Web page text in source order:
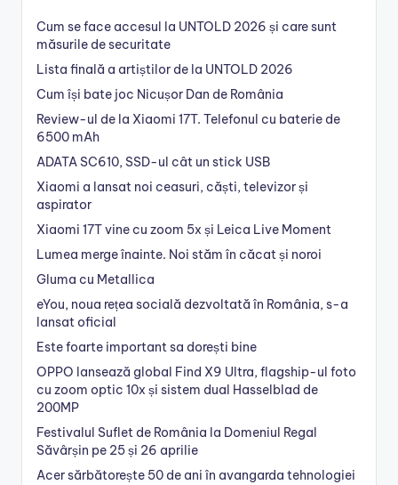
Cum se face accesul la UNTOLD 2026 și care sunt
măsurile de securitate
Lista finală a artiștilor de la UNTOLD 2026
Cum își bate joc Nicușor Dan de România
Review-ul de la Xiaomi 17T. Telefonul cu baterie de
6500 mAh
ADATA SC610, SSD-ul cât un stick USB
Xiaomi a lansat noi ceasuri, căști, televizor și
aspirator
Xiaomi 17T vine cu zoom 5x și Leica Live Moment
Lumea merge înainte. Noi stăm în căcat și noroi
Gluma cu Metallica
eYou, noua rețea socială dezvoltată în România, s-a
lansat oficial
Este foarte important sa dorești bine
OPPO lansează global Find X9 Ultra, flagship-ul foto
cu zoom optic 10x și sistem dual Hasselblad de
200MP
Festivalul Suflet de România la Domeniul Regal
Săvârșin pe 25 și 26 aprilie
Acer sărbătorește 50 de ani în avangarda tehnologiei